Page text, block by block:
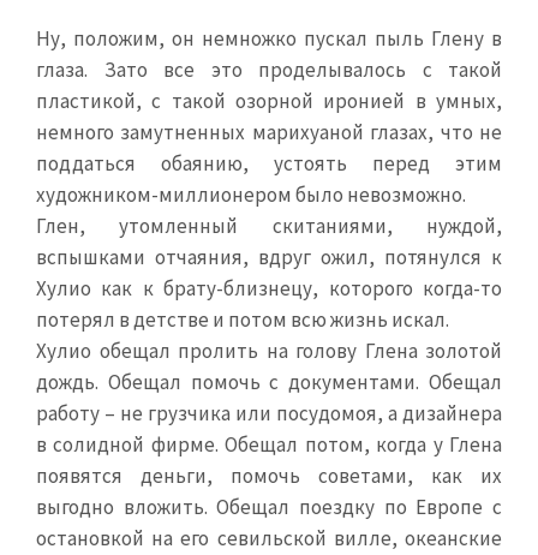
Ну, положим, он немножко пускал пыль Глену в
глаза. Зато все это проделывалось с такой
пластикой, с такой озорной иронией в умных,
немного замутненных марихуаной глазах, что не
поддаться обаянию, устоять перед этим
художником-миллионером было невозможно.
Глен, утомленный скитаниями, нуждой,
вспышками отчаяния, вдруг ожил, потянулся к
Хулио как к брату-близнецу, которого когда-то
потерял в детстве и потом всю жизнь искал.
Хулио обещал пролить на голову Глена золотой
дождь. Обещал помочь с документами. Обещал
работу – не грузчика или посудомоя, а дизайнера
в солидной фирме. Обещал потом, когда у Глена
появятся деньги, помочь советами, как их
выгодно вложить. Обещал поездку по Европе с
остановкой на его севильской вилле, океанские